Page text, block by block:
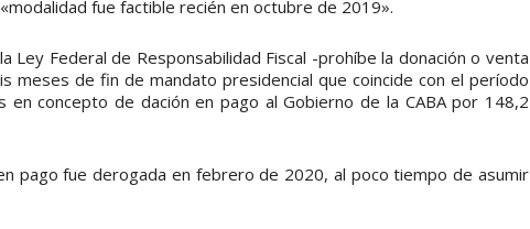
fue factible recién en octubre de 2019».
Ley Federal de Responsabilidad Fiscal -prohíbe la donación o venta
meses de fin de mandato presidencial que coincide con el período
en concepto de dación en pago al Gobierno de la CABA por 148,2
pago fue derogada en febrero de 2020, al poco tiempo de asumir